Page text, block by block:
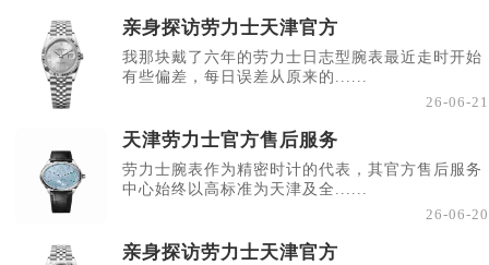
亲身探访劳力士天津官方
我那块戴了六年的劳力士日志型腕表最近走时开始
有些偏差，每日误差从原来的......
26-06-21
天津劳力士官方售后服务
劳力士腕表作为精密时计的代表，其官方售后服务
中心始终以高标准为天津及全......
26-06-20
亲身探访劳力士天津官方